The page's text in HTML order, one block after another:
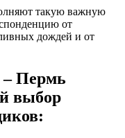
такую важную
от
дождей и от
– Пермь
выбор